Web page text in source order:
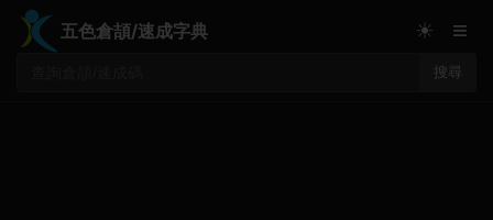
五色倉頡/速成字典
搜尋
☀ ≡